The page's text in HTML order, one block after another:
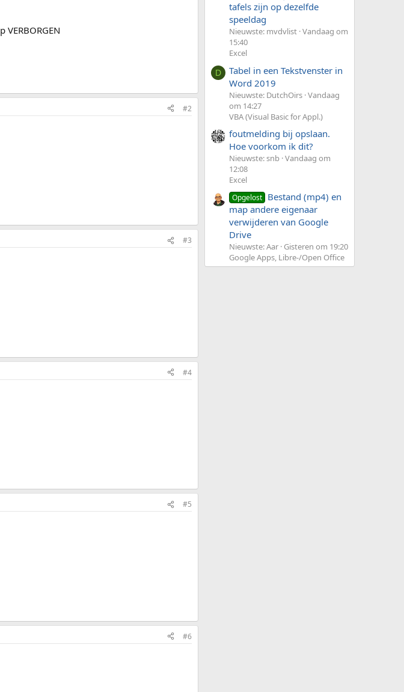
#2
#3
#4
#5
#6
tafels zijn op dezelfde
speeldag
Nieuwste: mvdvlist Vandaag om
15:40
Excel
D
Tabel in een Tekstvenster in
Word 2019
Nieuwste: DutchOirs Vandaag
om 14:27
VBA (Visual Basic for Appl.)
foutmelding bij opslaan.
Hoe voorkom ik dit?
Nieuwste: snb Vandaag om
12:08
Excel
Opgelost Bestand (mp4) en
map andere eigenaar
verwijderen van Google
Drive
Nieuwste: Aar Gisteren om 19:20
Google Apps, Libre-/Open Office